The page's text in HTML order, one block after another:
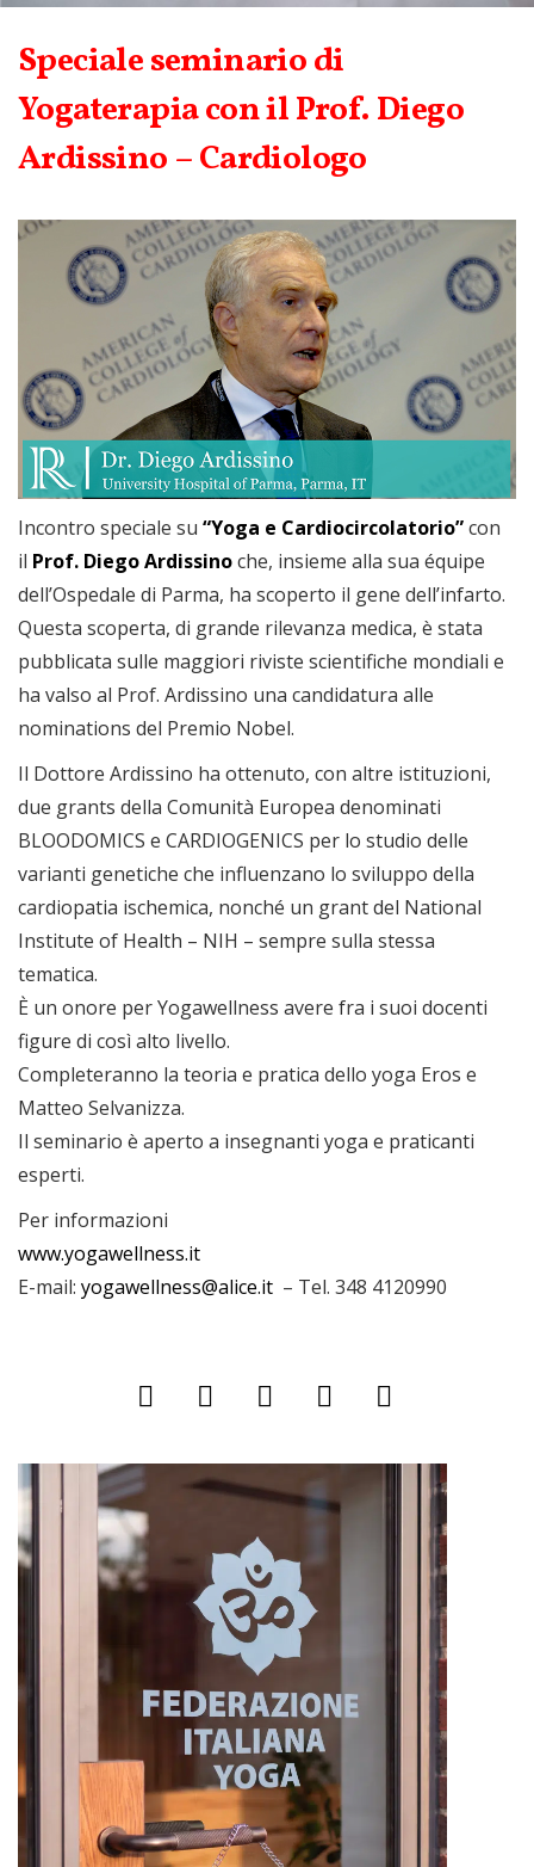
Speciale seminario di
Yogaterapia con il Prof. Diego
Ardissino – Cardiologo
Incontro speciale su “Yoga e Cardiocircolatorio”con
il Prof. Diego Ardissinoche, insieme alla sua équipe
dell’Ospedale di Parma, ha scoperto il gene dell’infarto.
Questa scoperta, di grande rilevanza medica, è stata
pubblicata sulle maggiori riviste scientifiche mondiali e
ha valso al Prof. Ardissino una candidatura alle
nominations del Premio Nobel.
Il Dottore Ardissino ha ottenuto, con altre istituzioni,
due grants della Comunità Europea denominati
BLOODOMICS e CARDIOGENICS per lo studio delle
varianti genetiche che influenzano lo sviluppo della
cardiopatia ischemica, nonché un grant del National
Institute of Health – NIH – sempre sulla stessa
tematica.
È un onore per Yogawellness avere fra i suoi docenti
figure di così alto livello.
Completeranno la teoria e pratica dello yoga Eros e
Matteo Selvanizza.
Il seminario è aperto a insegnanti yoga e praticanti
esperti.
Per informazioni
www.yogawellness.it
E-mail: yogawellness@alice.it – Tel. 348 4120990